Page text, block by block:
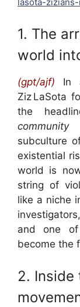
1. The
world
(gpt/ajf) In
Ziz LaSota
the
community
subculture
existential
world is
string of
like a niche
and one
become the
2. Inside